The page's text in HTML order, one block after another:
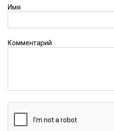
Имя
Комментарий